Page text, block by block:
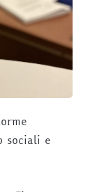
sociali e